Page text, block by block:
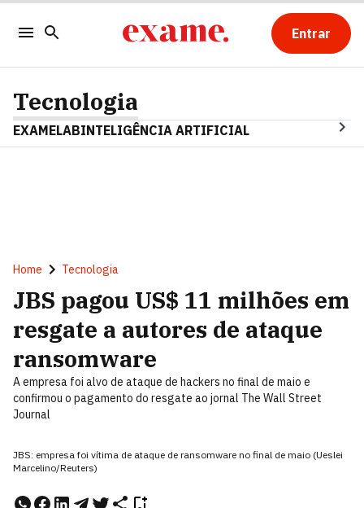
Entrar
Tecnologia
EXAMELABINTELIGÊNCIA ARTIFICIAL
Home Tecnologia
JBS pagou US$ 11 milhões em
resgate a autores de ataque
ransomware
A empresa foi alvo de ataque de hackers no final de maio e
confirmou o pagamento do resgate ao jornal The Wall Street
Journal
JBS: empresa foi vítima de ataque de ransomware no final de maio (Ueslei
Marcelino/Reuters)